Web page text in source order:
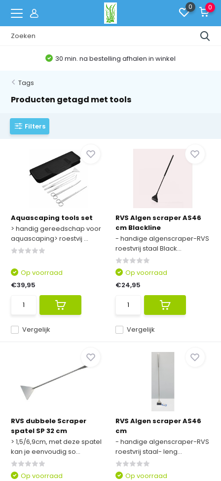
0 0
Belgische Webshop
Tags
Producten getagd met tools
Filters
Aquascaping tools set
> handig gereedschap voor
aquascaping> roestvij ...
Vergelijk
Op voorraad
€39,95
RVS Algen scraper AS46
cm Blackline
- handige algenscraper-RVS
roestvrij staal Black...
Vergelijk
Op voorraad
€24,95
RVS dubbele Scraper
spatel SP 32 cm
> 1,5/6,9cm, met deze spatel
kan je eenvoudig so...
Op voorraad
RVS Algen scraper AS46
cm
- handige algenscraper-RVS
roestvrij staal- leng...
Op voorraad